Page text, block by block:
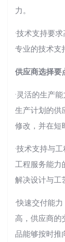
力。
·技术支持要
专业的技术支
供应商选择要
·灵活的生产
生产计划的供
修改，并在短
·技术支持与
工程服务能力
解决设计与工
·快速交付能
高，供应商的
品能够按时推